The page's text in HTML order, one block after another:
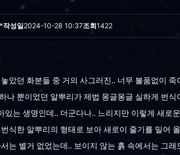
작성일2024-10-28 10:37조회1422
았던 화분들 중 거의 사그러진.. 너무 볼품없이
나 뿐이었던 알뿌리가 제법 몽글몽글 실하게 번
있는 생명인데.. 더군다나.. 느리지만 이렇게 새
식한 알뿌리의 형태로 보아 새로이 줄기를 밀어
는 별거 없었는데.. 보이지 않는 흙 속에서는 그